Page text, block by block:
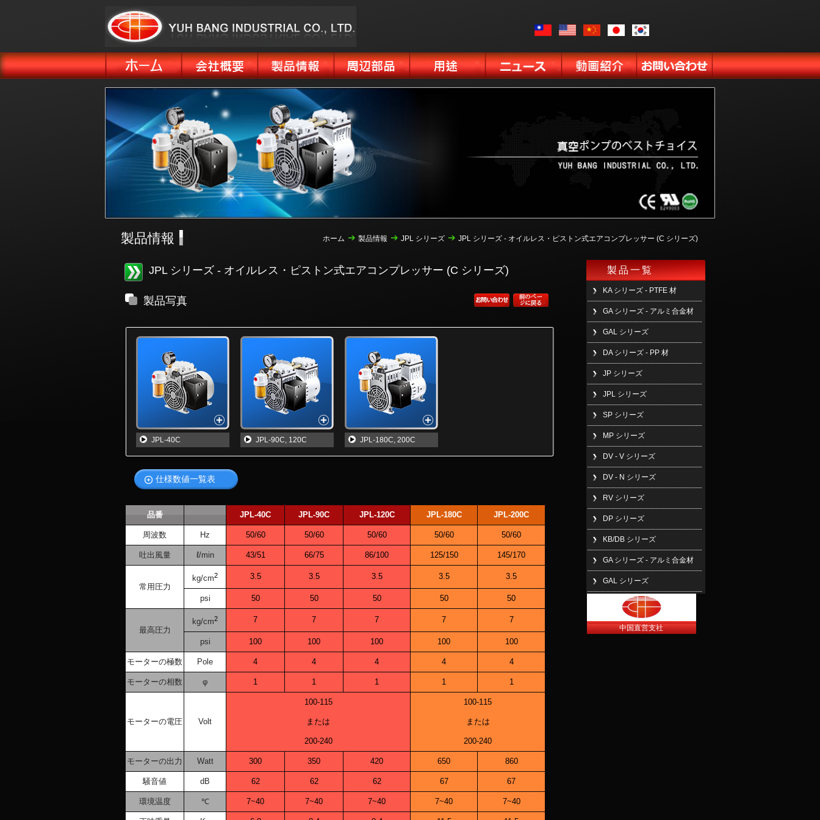
製品情報 JPL シリーズ - オイルレス・ピストン式エアコンプレッサー (C シリーズ)
JPL シリーズ
製品情報
ホーム
JPL シリーズ - オイルレス・ピストン式エアコンプレッサー (C シリーズ)
製品写真
JPL-40C JPL-90C, 120C JPL-180C, 200C
仕様数値一覧表
品番 JPL-40C JPL-90C JPL-120C JPL-180C JPL-200C
周波数 Hz 50/60 50/60 50/60 50/60 50/60
吐出風量 ℓ/min 43/51 66/75 86/100 125/150 145/170
常用圧力
kg/cm2 3.5 3.5 3.5 3.5 3.5
psi 50 50 50 50 50
最高圧力
kg/cm2 7 7 7 7 7
psi 100 100 100 100 100
モーターの極数 Pole 4 4 4 4 4
モーターの相数 φ 1 1 1 1 1
モーターの電圧 Volt
100-115
または
200-240
100-115
または
200-240
モーターの出力 Watt 300 350 420 650 860
騒音値 dB 62 62 62 67 67
環境温度 ℃ 7~40 7~40 7~40 7~40 7~40
製品一覧
KA シリーズ - PTFE 材
GA シリーズ - アルミ合金材
GAL シリーズ
DA シリーズ - PP 材
JP シリーズ
JPL シリーズ
SP シリーズ
MP シリーズ
DV - V シリーズ
DV - N シリーズ
RV シリーズ
DP シリーズ
KB/DB シリーズ
GA シリーズ - アルミ合金材
GAL シリーズ
中国直営支社